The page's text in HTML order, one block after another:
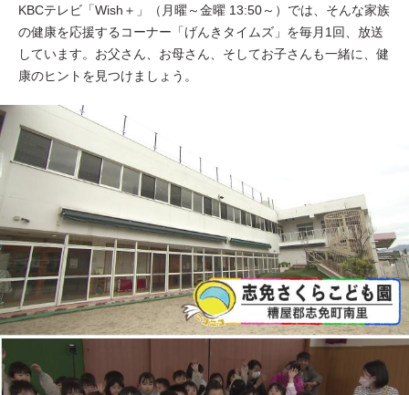
KBCテレビ「Wish＋」（月曜～金曜 13:50～）では、そんな家族
の健康を応援するコーナー「げんきタイムズ」を毎月1回、放送
しています。お父さん、お母さん、そしてお子さんも一緒に、健
康のヒントを見つけましょう。